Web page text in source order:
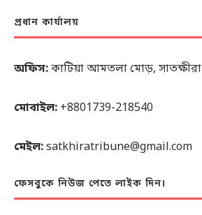
প্রধান কার্যালয়
অফিস:কাটিয়া আমতলা মোড়, সাতক্ষীরা
মোবাইল: +8801739-218540
মেইল:satkhiratribune@gmail.com
ফেসবুকে নিউজ পেতে লাইক দিন।